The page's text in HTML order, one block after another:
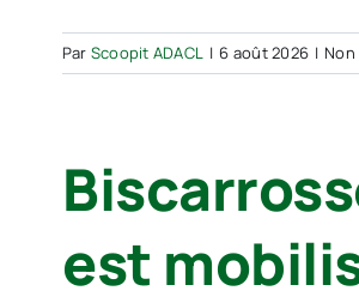
Par Scoopit ADACL | 6 août 2026 |
est